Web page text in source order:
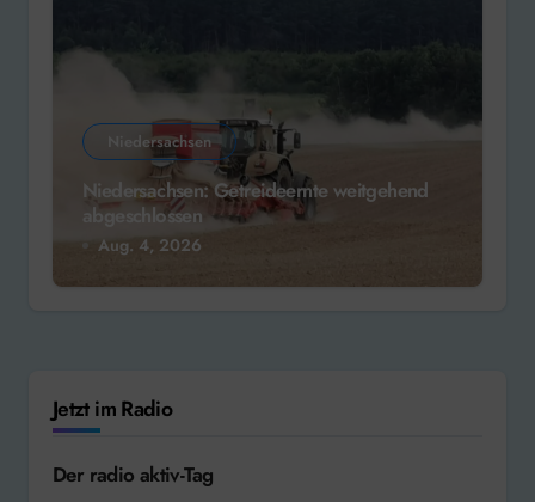
Niedersachsen
Niedersachsen: Getreideernte weitgehend
abgeschlossen
Aug. 4, 2026
Jetzt im Radio
Der radio aktiv-Tag